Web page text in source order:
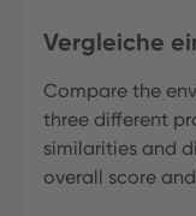
Vergleiche
Compare the
three different
similarities and
overall score